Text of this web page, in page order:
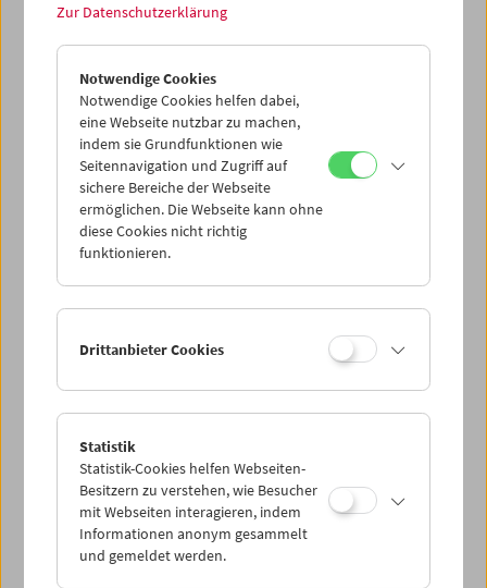
Mo 9.1.
Di 10.1.
Mi 11.1.
Do 12.1.
Sa 14.1.
PROGRAMM ÜBERBLICK
Zur Datenschutzerklärung
Notwendige Cookies
Notwendige Cookies helfen dabei,
eine Webseite nutzbar zu machen,
indem sie Grundfunktionen wie
Seitennavigation und Zugriff auf
sichere Bereiche der Webseite
ermöglichen. Die Webseite kann ohne
diese Cookies nicht richtig
funktionieren.
Drittanbieter Cookies
Statistik
Statistik-Cookies helfen Webseiten-
Besitzern zu verstehen, wie Besucher
mit Webseiten interagieren, indem
Informationen anonym gesammelt
und gemeldet werden.